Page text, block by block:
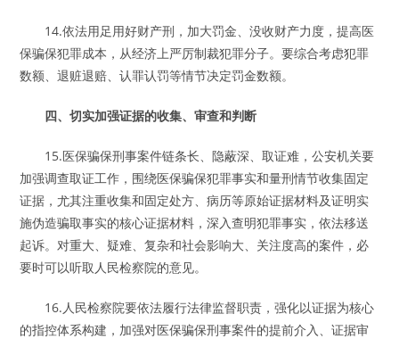
14.依法用足用好财产刑，加大罚金、没收财产力度，提高医
保骗保犯罪成本，从经济上严厉制裁犯罪分子。要综合考虑犯罪
数额、退赃退赔、认罪认罚等情节决定罚金数额。
四、切实加强证据的收集、审查和判断
15.医保骗保刑事案件链条长、隐蔽深、取证难，公安机关要
加强调查取证工作，围绕医保骗保犯罪事实和量刑情节收集固定
证据，尤其注重收集和固定处方、病历等原始证据材料及证明实
施伪造骗取事实的核心证据材料，深入查明犯罪事实，依法移送
起诉。对重大、疑难、复杂和社会影响大、关注度高的案件，必
要时可以听取人民检察院的意见。
16.人民检察院要依法履行法律监督职责，强化以证据为核心
的指控体系构建，加强对医保骗保刑事案件的提前介入、证据审